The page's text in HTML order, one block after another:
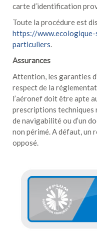
carte d’identification
Toute la procédure est
https://www.ecologique-
particuliers.
Assurances
Attention, les garanties
respect de la
l’aéronef doit être apte
prescriptions techniques
de navigabilité ou d’un
non périmé. A défaut, un
opposé.